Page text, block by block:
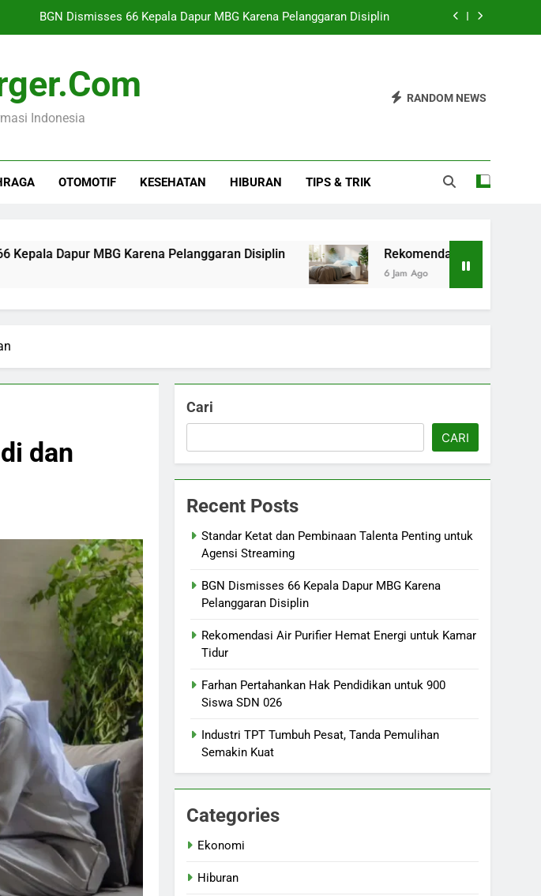
BGN Dismisses 66 Kepala Dapur MBG Karena Pelanggaran Disiplin
Farhan Pertahankan Hak Pendidikan untuk 900 Siswa SDN 026
Standar Ketat dan Pembinaan Talenta Penting untuk Agensi Streaming
Rekomendasi Air Purifier Hemat Energi untuk Kamar Tidur
Indonesia
RANDOM NEWS
OTOMOTIF KESEHATAN HIBURAN TIPS & TRIK
MBG Karena Pelanggaran Disiplin Rekomendasi Air Purifier Hemat
6 Jam Ago
dan
Cari
CARI
Recent Posts
Standar Ketat dan Pembinaan Talenta Penting untuk
Agensi Streaming
BGN Dismisses 66 Kepala Dapur MBG Karena
Pelanggaran Disiplin
Rekomendasi Air Purifier Hemat Energi untuk Kamar
Tidur
Farhan Pertahankan Hak Pendidikan untuk 900
Siswa SDN 026
Industri TPT Tumbuh Pesat, Tanda Pemulihan
Semakin Kuat
Categories
Ekonomi
Hiburan